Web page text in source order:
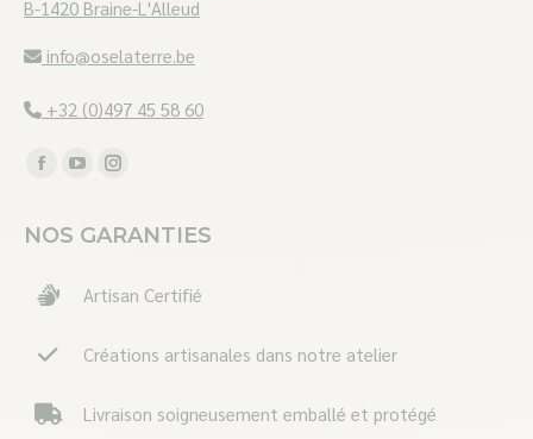
B-1420 Braine-L'Alleud
info@oselaterre.be
+32 (0)497 45 58 60
Trouvez nous sur :
Facebook
opens
new
YouTube
opens
new
Instagram
opens
new
NOS GARANTIES
Artisan Certifié
Créations artisanales dans notre atelier
Livraison soigneusement emballé et protégé